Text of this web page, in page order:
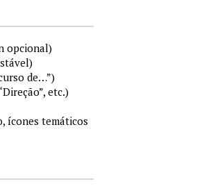
opcional)
de…”)
etc.)
ícones temáticos